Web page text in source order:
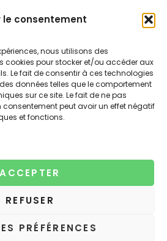
le consentement
nous utilisons des
cookies pour stocker et/ou accéder aux
Le fait de consentir à ces technologies
données telles que le comportement
sur ce site. Le fait de ne pas
consentement peut avoir un effet négatif
et fonctions.
ACCEPTER
REFUSER
PRÉFÉRENCES
(UE)
Toute reproduction, intégrale
et préalable de Carnets d'alerte.